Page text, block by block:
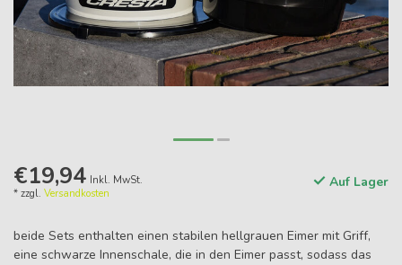
€19,94 Inkl. MwSt.
* zzgl. Versandkosten
Auf Lager
beide Sets enthalten einen stabilen hellgrauen Eimer mit Griff,
eine schwarze Innenschale, die in den Eimer passt, sodass das